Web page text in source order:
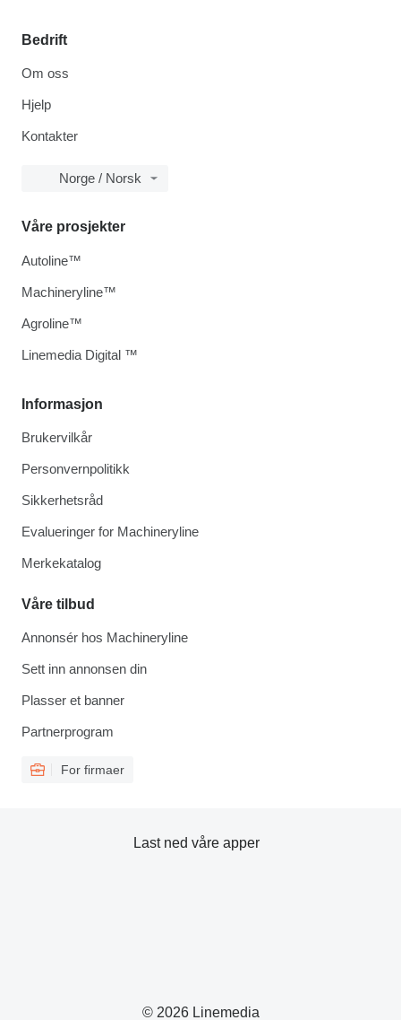
Bedrift
Om oss
Hjelp
Kontakter
Norge / Norsk
Informasjon
Brukervilkår
Personvernpolitikk
Sikkerhetsråd
Evalueringer for Machineryline
Merkekatalog
Våre tilbud
Annonsér hos Machineryline
Sett inn annonsen din
Plasser et banner
Partnerprogram
For firmaer
Våre prosjekter
Autoline™
Machineryline™
Agroline™
Linemedia Digital ™
© 2026 Linemedia
Last ned våre apper